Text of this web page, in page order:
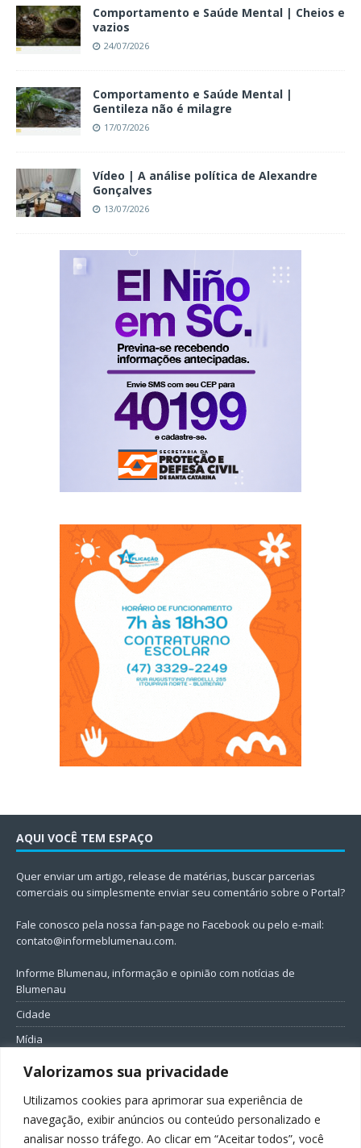
Valorizamos sua privacidade
Utilizamos cookies para aprimorar sua experiência de
navegação, exibir anúncios ou conteúdo personalizado e
analisar nosso tráfego. Ao clicar em “Aceitar todos”, você
Comportamento e Saúde Mental | Cheios e
vazios
24/07/2026
Comportamento e Saúde Mental |
Gentileza não é milagre
17/07/2026
Vídeo | A análise política de Alexandre
Gonçalves
13/07/2026
AQUI VOCÊ TEM ESPAÇO
Quer enviar um artigo, release de matérias, buscar parcerias
comerciais ou simplesmente enviar seu comentário sobre o Portal?
Fale conosco pela nossa fan-page no Facebook ou pelo e-mail:
contato@informeblumenau.com.
Informe Blumenau, informação e opinião com notícias de
Blumenau
Cidade
Mídia
Entretenimento
Política